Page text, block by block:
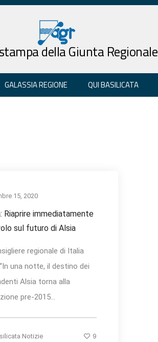
della Giunta Regionale
GALASSIA REGIONE QUI BASILICATA
15, 2020
Riaprire immediatamente
sul futuro di Alsia
regionale di Italia
una notte, il destino dei
Alsia torna alla
pre-2015...
Notizie 9